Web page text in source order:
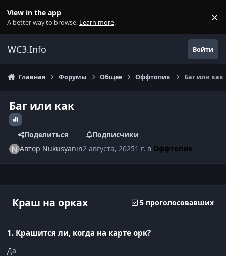
View in the app
A better way to browse. Learn more. ×
WC3.Info Войти
Главная Форумы Общее Оффтопик Баг или как
Баг или как
Поделиться
Подписчики
Автор Nukusyanin2 августа, 20251 г. в Оффтопик
Краш на орках 5 проголосовавших
1. Крашится ли, когда на карте орк?
Да